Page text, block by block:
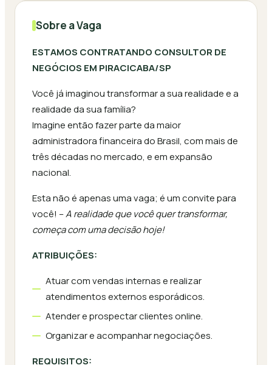
Sobre a Vaga
ESTAMOS CONTRATANDO CONSULTOR DE
NEGÓCIOS EM PIRACICABA/SP
Você já imaginou transformar a sua realidade e a
realidade da sua família?
Imagine então fazer parte da maior
administradora financeira do Brasil, com mais de
três décadas no mercado, e em expansão
nacional.
Esta não é apenas uma vaga; é um convite para
você! –A realidade que você quer transformar,
começa com uma decisão hoje!
ATRIBUIÇÕES:
Atuar com vendas internas e realizar
atendimentos externos esporádicos.
Atender e prospectar clientes online.
Organizar e acompanhar negociações.
REQUISITOS: